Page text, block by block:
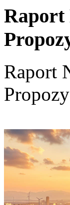
Raport
Raport